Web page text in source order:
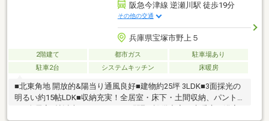
阪急今津線 逆瀬川駅 徒歩19分
その他の交通
兵庫県宝塚市野上５
2階建て 都市ガス
駐車場あり
駐車2台
システムキッチン 床暖房
■北東角地 開放的&陽当り通風良好■建物約25坪 3LDK■3面採光の
明るい約15帖LDK■収納充実！全居室・床下・土間収納、パントリ